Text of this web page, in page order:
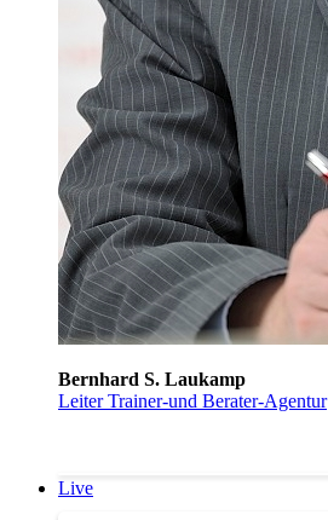
Bernhard S. Laukamp
Leiter Trainer-und Berater-Agentur
Live